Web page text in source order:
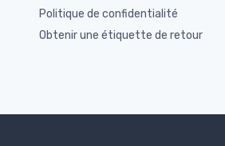
Politique de confidentialité
Obtenir une étiquette de retour